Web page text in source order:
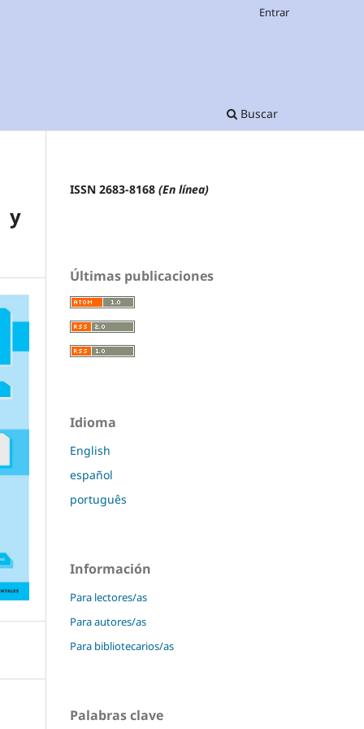
Buscar
Entrar
y
ISSN 2683-8168 (En línea)
Últimas publicaciones
Idioma
English
español
português
Información
Para lectores/as
Para autores/as
Para bibliotecarios/as
Palabras clave